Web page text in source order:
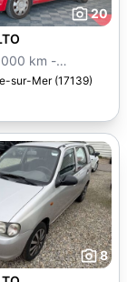
20
ALTO
sur-Mer (17139)
8